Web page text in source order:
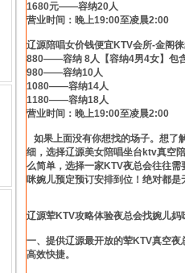
1680元——容纳20人
营业时间：晚上19:00至凌晨2:00
辽源陪唱女价钱便宜KTV会所-金阁
880——容纳 8人【容纳4男4女】包
980——容纳10人
1080——容纳14人
1180——容纳18人
营业时间：晚上19:00至凌晨2:00
如果上面没有你想找的场子。想了
细，选择辽源美女陪唱坐台ktv真空
么简单，选择一家KTV夜总会往往
咪婉儿预定预订安排到位！绝对都
辽源荤KTV攻略体验夜总会找婉儿妈
一、提供辽源最开放的荤KTV真空
高效快捷。